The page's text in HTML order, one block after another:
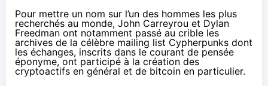
Pour mettre un nom sur l’un des hommes les plus
recherchés au monde, John Carreyrou et Dylan
Freedman ont notamment passé au crible les
archives de la célèbre mailing list Cypherpunks dont
les échanges, inscrits dans lecourant de pensée
éponyme, ont participé à la création des
cryptoactifs en général et de bitcoin en particulier.